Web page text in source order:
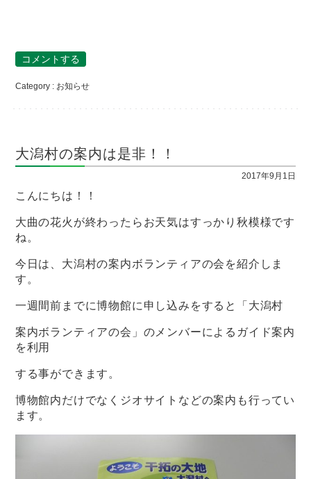
コメントする
Category : お知らせ
大潟村の案内は是非！！
2017年9月1日
こんにちは！！
大曲の花火が終わったらお天気はすっかり秋模様です
ね。
今日は、大潟村の案内ボランティアの会を紹介しま
す。
一週間前までに博物館に申し込みをすると「大潟村
案内ボランティアの会」のメンバーによるガイド案内
を利用
する事ができます。
博物館内だけでなくジオサイトなどの案内も行ってい
ます。